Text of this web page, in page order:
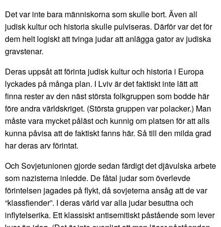
Det var inte bara människorna som skulle bort. Även all
judisk kultur och historia skulle pulviseras. Därför var det för
dem helt logiskt att tvinga judar att anlägga gator av judiska
gravstenar.
Deras uppsåt att förinta judisk kultur och historia i Europa
lyckades på många plan. I Lviv är det faktiskt inte lätt att
finna rester av den näst största folkgruppen som bodde här
före andra världskriget. (Största gruppen var polacker.) Man
måste vara mycket påläst och kunnig om platsen för att alls
kunna påvisa att de faktiskt fanns här. Så till den milda grad
har deras arv förintat.
Och Sovjetunionen gjorde sedan färdigt det djävulska arbete
som nazisterna inledde. De fåtal judar som överlevde
förintelsen jagades på flykt, då sovjeterna ansåg att de var
“klassfiender”. I deras värld var alla judar besuttna och
inflytelserika. Ett klassiskt antisemitiskt påstående som lever